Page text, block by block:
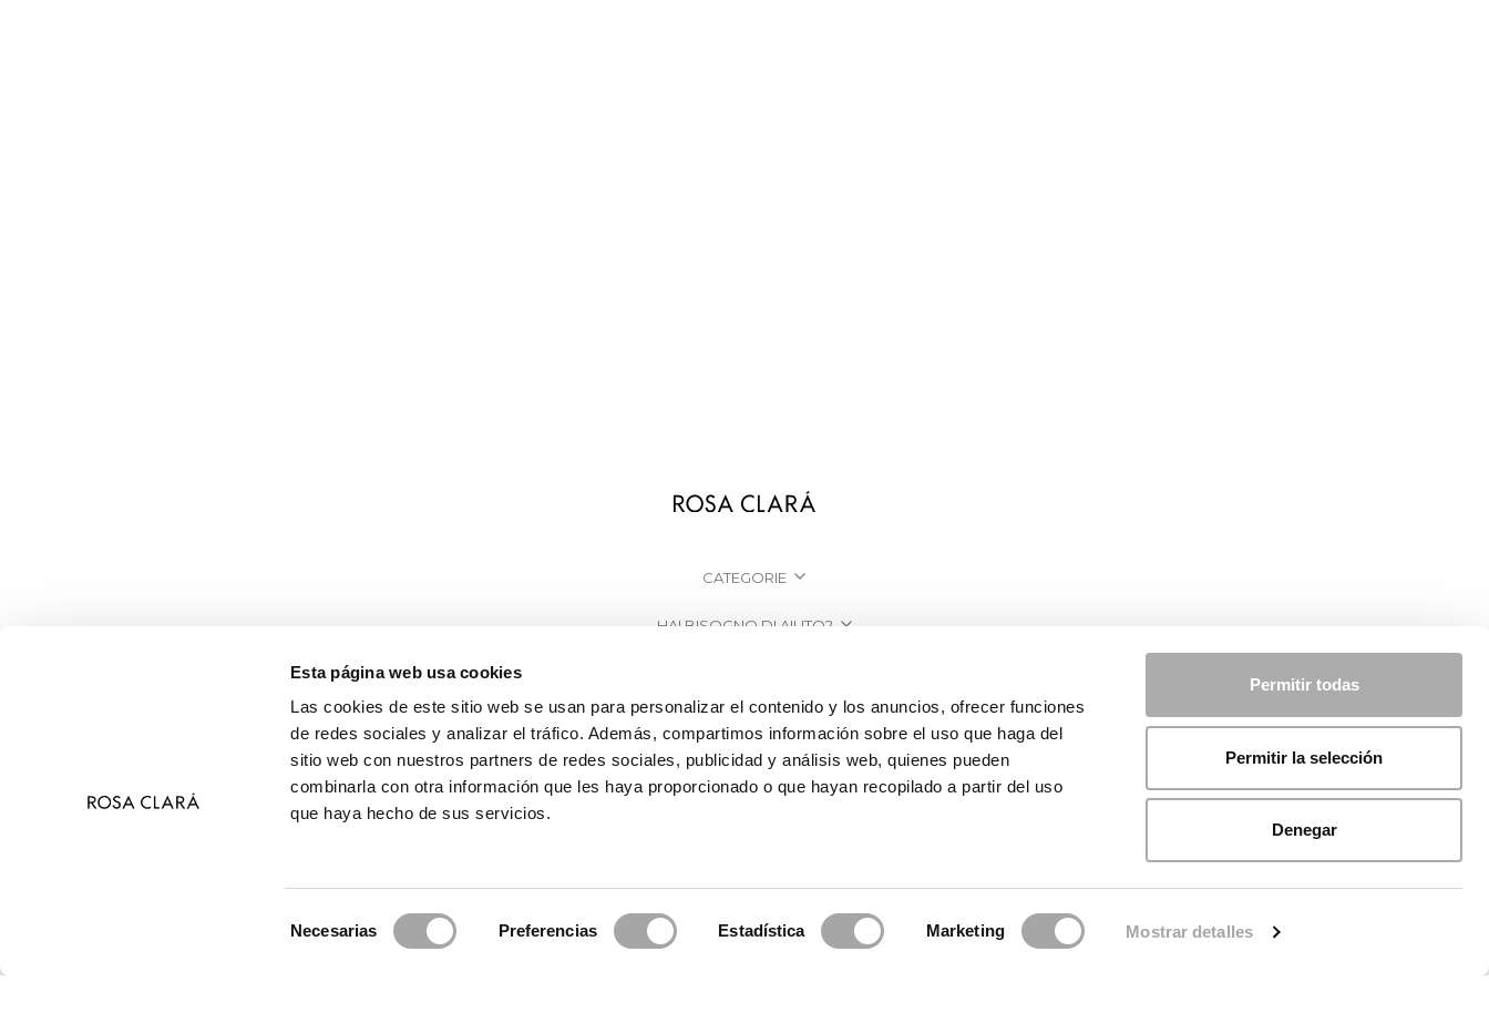
Esta página web usa cookies
Las cookies de este sitio web se usan para personalizar el contenido y los anuncios, ofrecer funciones
de redes sociales y analizar el tráfico. Además, compartimos información sobre el uso que haga del
sitio web con nuestros partners de redes sociales, publicidad y análisis web, quienes pueden
combinarla con otra información que les haya proporcionado o que hayan recopilado a partir del uso
que haya hecho de sus servicios.
Necesarias Preferencias Estadística Marketing Mostrar detalles
Permitir todas
Permitir la selección
Denegar
CATEGORIE
HAI BISOGNO DI AIUTO?